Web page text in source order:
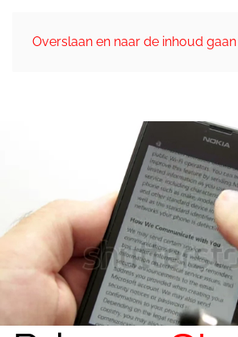
Overslaan en naar de inhoud gaan